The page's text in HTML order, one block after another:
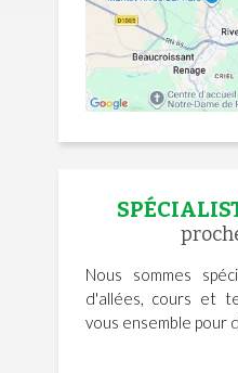
Nous sommes
d'allées, cours et
vous ensemble pour